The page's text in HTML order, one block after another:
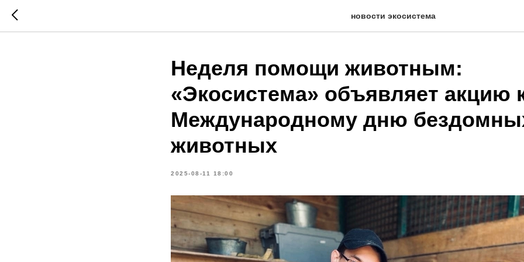
новости экосистема
Неделя помощи животным:
«Экосистема» объявляет акцию
Международному дню
животных
2025-08-11 18:00